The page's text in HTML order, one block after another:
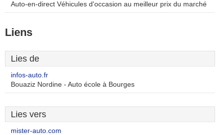
Auto-en-direct Véhicules d'occasion au meilleur prix du marché
Liens
Lies de
infos-auto.fr
Bouaziz Nordine - Auto école à Bourges
Lies vers
mister-auto.com